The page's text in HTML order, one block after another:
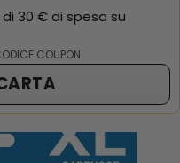
30 € di spesa su
COUPON